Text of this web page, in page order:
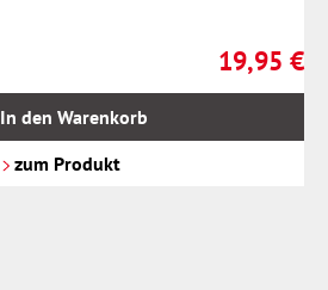
Regulärer
19,95 €
In den Warenkorb
zum Produkt